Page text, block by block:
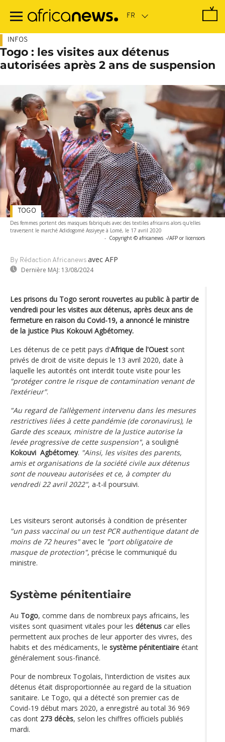
contenu
INFOS
Togo : les visites aux détenus
autorisées après 2 ans de suspension
Des femmes portent des masques fabriqués avec des textiles africains alors qu'elles
traversent le marché Adidogomé Assiyeye à Lomé, le 17 avril 2020
- Copyright © africanews -/AFP or licensors
By Rédaction Africanews avec AFP
Dernière MAJ: 13/08/2024
TOGO
Les prisons du Togo seront rouvertes au public à partir de
vendredi pour les visites aux détenus, après deux ans de
fermeture en raison du Covid-19, a annoncé le ministre
de la justice Pius Kokouvi Agbétomey.
Les détenus de ce petit pays d'Afrique de l'Ouest sont
privés de droit de visite depuis le 13 avril 2020, date à
laquelle les autorités ont interdit toute visite pour les
"protéger contre le risque de contamination venant de
l’extérieur".
"Au regard de l’allègement intervenu dans les mesures
restrictives liées à cette pandémie (de coronavirus), le
Garde des sceaux, ministre de la Justice autorise la
levée progressive de cette suspension", a souligné
Kokouvi Agbétomey. "Ainsi, les visites des parents,
amis et organisations de la société civile aux détenus
sont de nouveau autorisées et ce, à compter du
vendredi 22 avril 2022", a-t-il poursuivi.
Les visiteurs seront autorisés à condition de présenter
"un pass vaccinal ou un test PCR authentique datant de
moins de 72 heures"avec le "port obligatoire de
masque de protection", précise le communiqué du
ministre.
Système pénitentiaire
Au Togo, comme dans de nombreux pays africains, les
visites sont quasiment vitales pour les détenus car elles
permettent aux proches de leur apporter des vivres, des
habits et des médicaments, le système pénitentiaire étant
généralement sous-financé.
Pour de nombreux Togolais, l'interdiction de visites aux
détenus était disproportionnée au regard de la situation
sanitaire. Le Togo, qui a détecté son premier cas de
Covid-19 début mars 2020, a enregistré au total 36 969
cas dont 273 décès, selon les chiffres officiels publiés
mardi.